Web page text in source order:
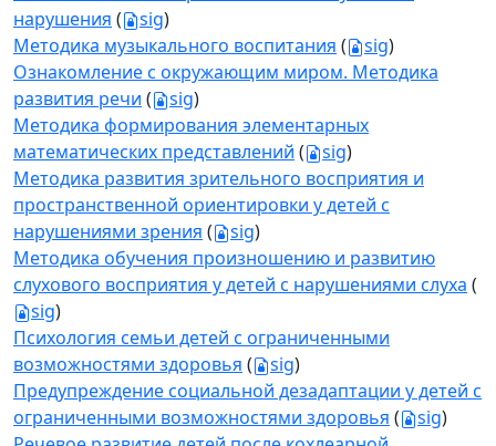
нарушения ( sig)
Методика музыкального воспитания ( sig)
Ознакомление с окружающим миром. Методика
развития речи ( sig)
Методика формирования элементарных
математических представлений ( sig)
Методика развития зрительного восприятия и
пространственной ориентировки у детей с
нарушениями зрения ( sig)
Методика обучения произношению и развитию
слухового восприятия у детей с нарушениями слуха (
sig)
Психология семьи детей с ограниченными
возможностями здоровья ( sig)
Предупреждение социальной дезадаптации у детей с
ограниченными возможностями здоровья ( sig)